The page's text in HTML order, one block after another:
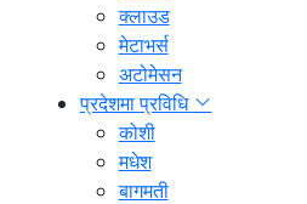
क्लाउड
मेटाभर्स
अटोमेसन
प्रदेशमा प्रविधि
कोशी
मधेश
बागमती